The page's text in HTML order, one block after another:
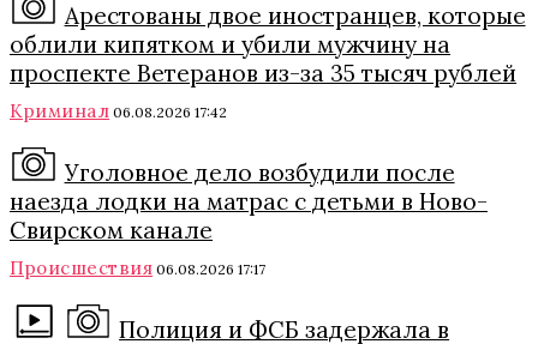
Арестованы двое иностранцев, которые
облили кипятком и убили мужчину на
проспекте Ветеранов из-за 35 тысяч рублей
Криминал 06.08.2026 17:42
Уголовное дело возбудили после
наезда лодки на матрас с детьми в Ново-
Свирском канале
Происшествия 06.08.2026 17:17
Полиция и ФСБ задержала в